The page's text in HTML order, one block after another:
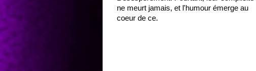
ne meurt jamais, et l'humour émerge au
coeur de ce.